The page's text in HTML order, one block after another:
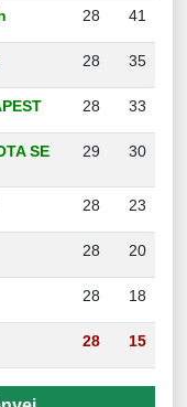
28 41
28 35
28 33
SE
29 30
28 23
28 20
28 18
28 15